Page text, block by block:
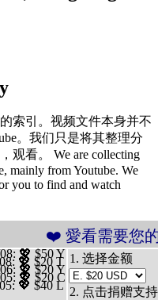
索引。视频文件本身并不
。我们只是将其整理分
观看。 We are collecting
mainly from Youtube. We
you to find and watch
看需要您的支持 贊
: 💖 $50 Y
: 💖 $20 T
: 💖 $20 Y
: 💖 $20 C
: 💖 $40 L
1. 选择金额
2. 点击捐赠支持